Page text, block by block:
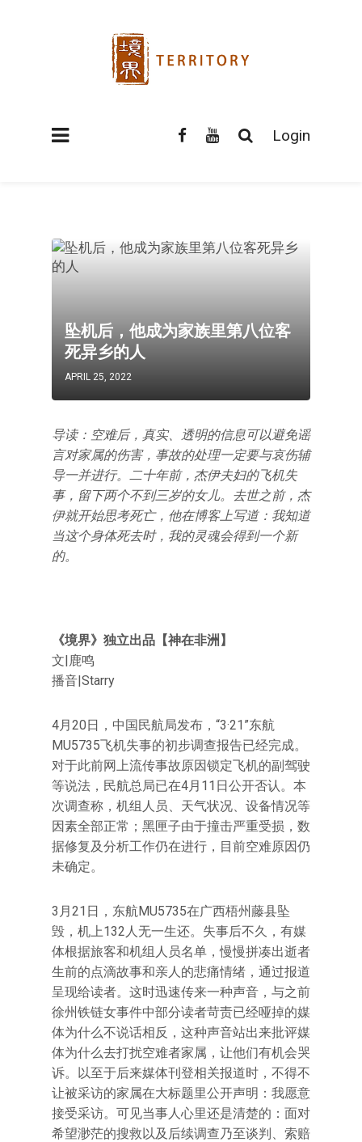
Login
坠机后，他成为家族里第八位客
死异乡的人
APRIL 25, 2022
导读：空难后，真实、透明的信息可以避免谣
言对家属的伤害，事故的处理一定要与哀伤辅
导一并进行。二十年前，杰伊夫妇的飞机失
事，留下两个不到三岁的女儿。去世之前，杰
伊就开始思考死亡，他在博客上写道：我知道
当这个身体死去时，我的灵魂会得到一个新
的。
《境界》独立出品【神在非洲】
文|鹿鸣
播音|Starry
4月20日，中国民航局发布，“3·21”东航
MU5735飞机失事的初步调查报告已经完成。
对于此前网上流传事故原因锁定飞机的副驾驶
等说法，民航总局已在4月11日公开否认。本
次调查称，机组人员、天气状况、设备情况等
因素全部正常；黑匣子由于撞击严重受损，数
据修复及分析工作仍在进行，目前空难原因仍
未确定。
3月21日，东航MU5735在广西梧州藤县坠
毁，机上132人无一生还。失事后不久，有媒
体根据旅客和机组人员名单，慢慢拼凑出逝者
生前的点滴故事和亲人的悲痛情绪，通过报道
呈现给读者。这时迅速传来一种声音，与之前
徐州铁链女事件中部分读者苛责已经哑掉的媒
体为什么不说话相反，这种声音站出来批评媒
体为什么去打扰空难者家属，让他们有机会哭
诉。以至于后来媒体刊登相关报道时，不得不
让被采访的家属在大标题里公开声明：我愿意
接受采访。可见当事人心里还是清楚的：面对
希望渺茫的搜救以及后续调查乃至谈判、索赔